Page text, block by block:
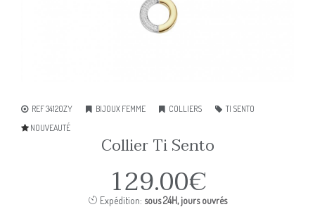
REF 34120ZY BIJOUX FEMME COLLIERS
TI SENTO
NOUVEAUTÉ
Collier Ti Sento
129.00€
Expédition: sous 24H, jours ouvrés